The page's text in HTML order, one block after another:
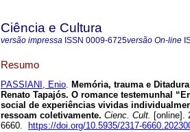
Ciência e Cultura
versão impressa ISSN 0009-6725versão On-line
Resumo
PASSIANI, Enio. Memória, trauma e
Renato Tapajós. O romance testemunhal
social de experiências vividas
ressoam coletivamente. Cienc. Cult. [online].
6660.
https://doi.org/10.5935/2317-